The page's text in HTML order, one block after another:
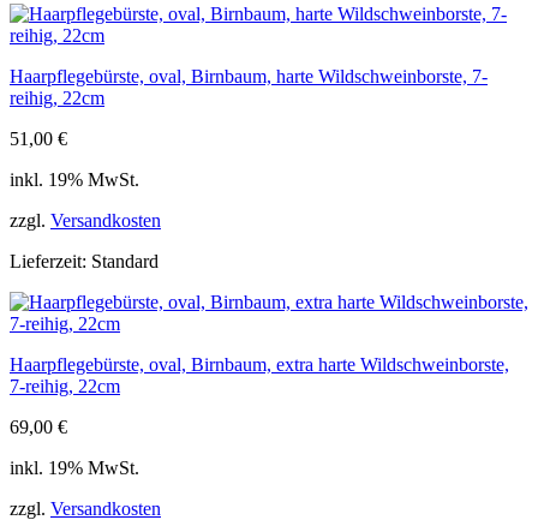
Haarpflegebürste, oval, Birnbaum, harte Wildschweinborste, 7-
reihig, 22cm
51,00 €
inkl. 19% MwSt.
zzgl. Versandkosten
Lieferzeit: Standard
Haarpflegebürste, oval, Birnbaum, extra harte Wildschweinborste,
7-reihig, 22cm
69,00 €
inkl. 19% MwSt.
zzgl. Versandkosten